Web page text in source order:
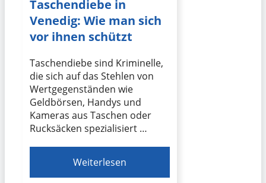
Taschendiebe in
Venedig: Wie man sich
vor ihnen schützt
Taschendiebe sind Kriminelle,
die sich auf das Stehlen von
Wertgegenständen wie
Geldbörsen, Handys und
Kameras aus Taschen oder
Rucksäcken spezialisiert …
Weiterlesen